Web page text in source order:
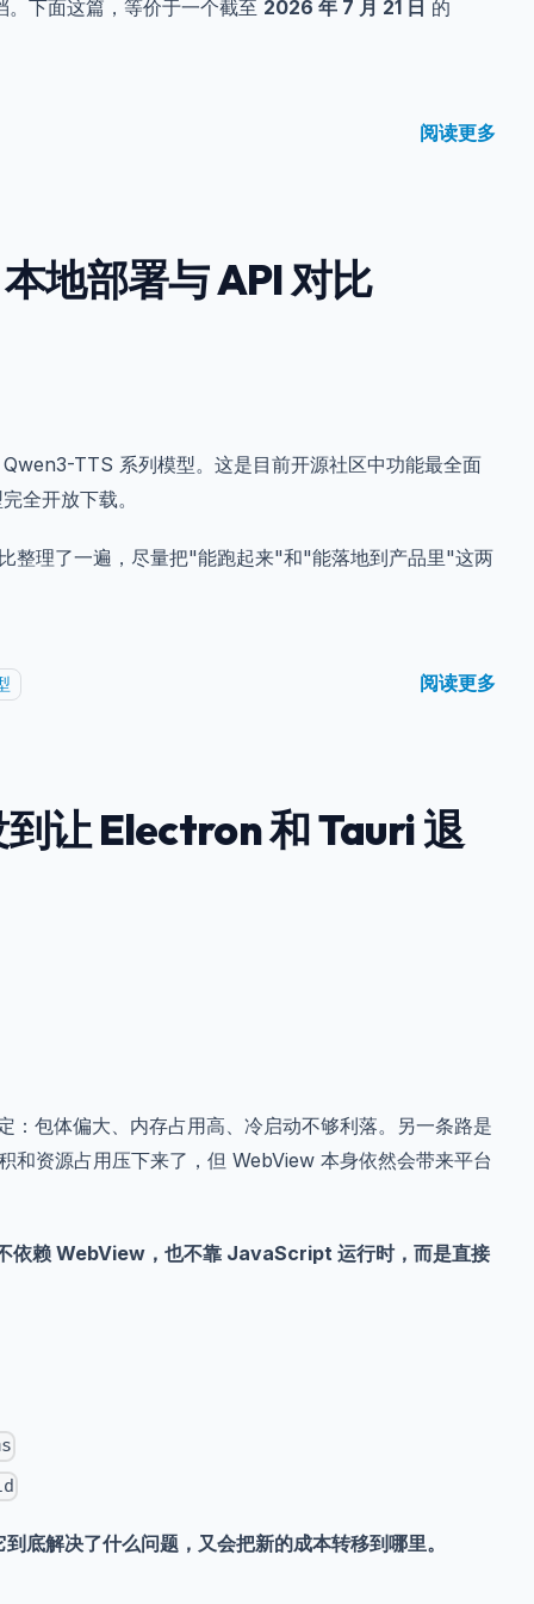
下面这篇，等价于一个截至 2026 年 7 月 21 日 的
阅读更多
地部署与 API 对比
TTS 系列模型。这是目前开源社区中功能最全面
全开放下载。
整理了一遍，尽量把"能跑起来"和"能落地到产品里"这两
阅读更多
让 Electron 和 Tauri 退
包体偏大、内存占用高、冷启动不够利落。另一条路是
资源占用压下来了，但 WebView 本身依然会带来平台
依赖 WebView，也不靠 JavaScript 运行时，而是直接
到底解决了什么问题，又会把新的成本转移到哪里。